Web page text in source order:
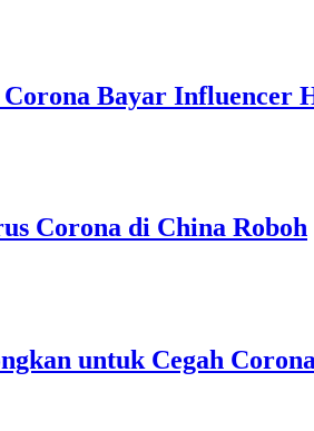
Bayar Influencer
Corona di China Roboh
untuk Cegah